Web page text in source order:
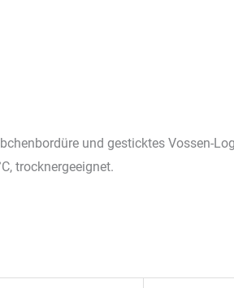
und gesticktes Vossen-
trocknergeeignet.